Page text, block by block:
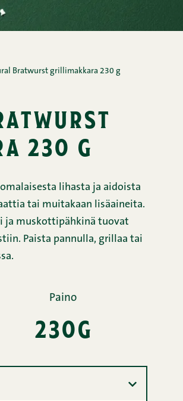
Bratwurst grillimakkara 230 g
230 g
lihasta ja aidoista
tai muitakaan lisäaineita.
ja muskottipähkinä tuovat
Paista pannulla, grillaa tai
Paino
230g